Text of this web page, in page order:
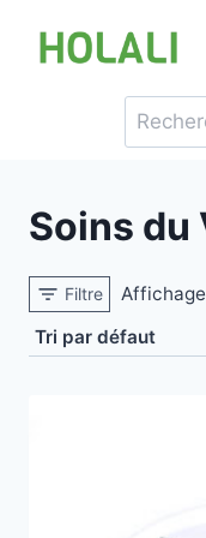
pour :
Soins du
Filtre